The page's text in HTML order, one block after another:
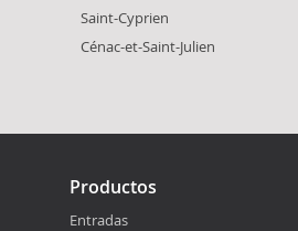
Saint-Cyprien
Cénac-et-Saint-Julien
Productos
Entradas